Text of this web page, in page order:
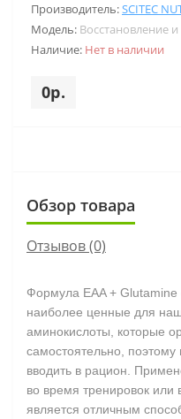
Производитель:SCITEC
Модель: Восстановление
Наличие: Нет в наличии
0р.
Обзор товара
Отзывов (0)
Формула EAA +
наиболее ценные для
аминокислоты, которые
самостоятельно,
вводить в рацион.
во время тренировок или
является отличным